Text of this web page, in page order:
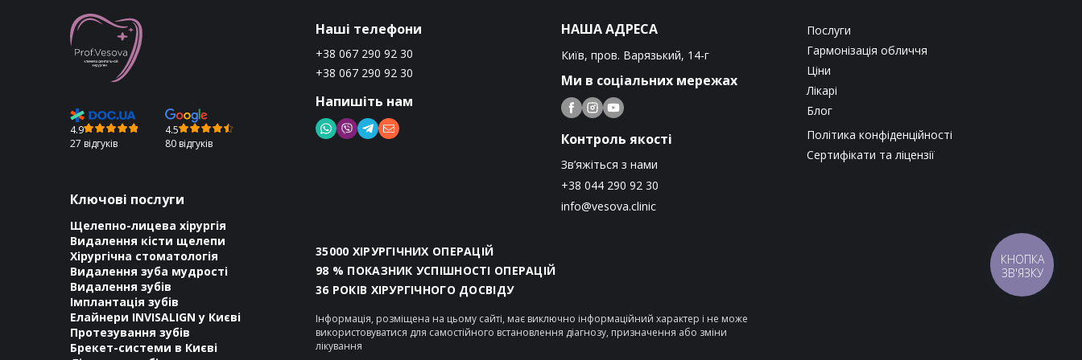
4.9
27 відгуків
4.5
80 відгуків
Ключові послуги
Щелепно-лицева хірургія
Видалення кісти щелепи
Хірургічна стоматологія
Видалення зуба мудрості
Видалення зубів
Імплантація зубів
Елайнери INVISALIGN у Києві
Протезування зубів
Брекет-системи в Києві
Наші телефони
+38 067 290 92 30
+38 067 290 92 30
Напишіть нам
НАША АДРЕСА
Київ, пров. Варязький, 14-г
Ми в соціальних мережах
Контроль якості
Зв’яжіться з нами
+38 044 290 92 30
info@vesova.clinic
Послуги
Гармонізація обличчя
Ціни
Лікарі
Блог
Політика конфіденційності
Сертифікати та ліцензії
35000 ХІРУРГІЧНИХ ОПЕРАЦІЙ
98 % ПОКАЗНИК УСПІШНОСТІ ОПЕРАЦІЙ
36 РОКІВ ХІРУРГІЧНОГО ДОСВІДУ
Інформація, розміщена на цьому сайті, має виключно інформаційний характер і не може
використовуватися для самостійного встановлення діагнозу, призначення або зміни
лікування
КНОПКА
ЗВ'ЯЗКУ